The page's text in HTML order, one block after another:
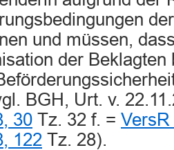
und müssen,
der Beklagten
BGH, Urt. v.
30 Tz. 32 f. = VersR
122 Tz. 28).